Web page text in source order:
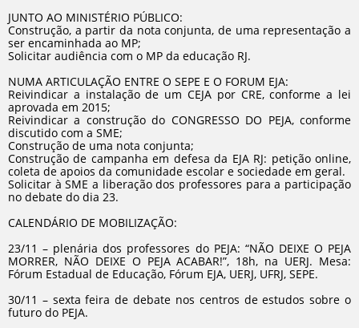
JUNTO AO MINISTÉRIO PÚBLICO:
Construção, a partir da nota conjunta, de uma representação a
ser encaminhada ao MP;
Solicitar audiência com o MP da educação RJ.
NUMA ARTICULAÇÃO ENTRE O SEPE E O FORUM EJA:
Reivindicar a instalação de um CEJA por CRE, conforme a lei
aprovada em 2015;
Reivindicar a construção do CONGRESSO DO PEJA, conforme
discutido com a SME;
Construção de uma nota conjunta;
Construção de campanha em defesa da EJA RJ: petição online,
coleta de apoios da comunidade escolar e sociedade em geral.
Solicitar à SME a liberação dos professores para a participação
no debate do dia 23.
CALENDÁRIO DE MOBILIZAÇÃO:
23/11 – plenária dos professores do PEJA: “NÃO DEIXE O PEJA
MORRER, NÃO DEIXE O PEJA ACABAR!”, 18h, na UERJ. Mesa:
Fórum Estadual de Educação, Fórum EJA, UERJ, UFRJ, SEPE.
30/11 – sexta feira de debate nos centros de estudos sobre o
futuro do PEJA.